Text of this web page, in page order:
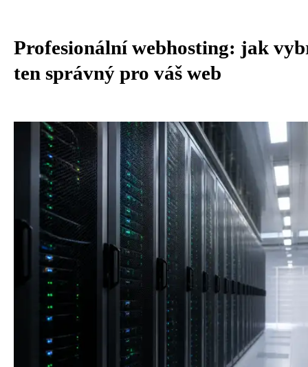
Profesionální webhosting: jak
ten správný pro váš web